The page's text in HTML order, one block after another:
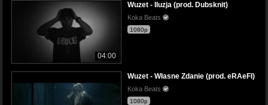
04:00
Wuzet - Iluzja (prod. Dubsknit)
Koka Beats
1080p
Wuzet - Własne Zdanie (prod. eRAeFI)
Koka Beats
1080p